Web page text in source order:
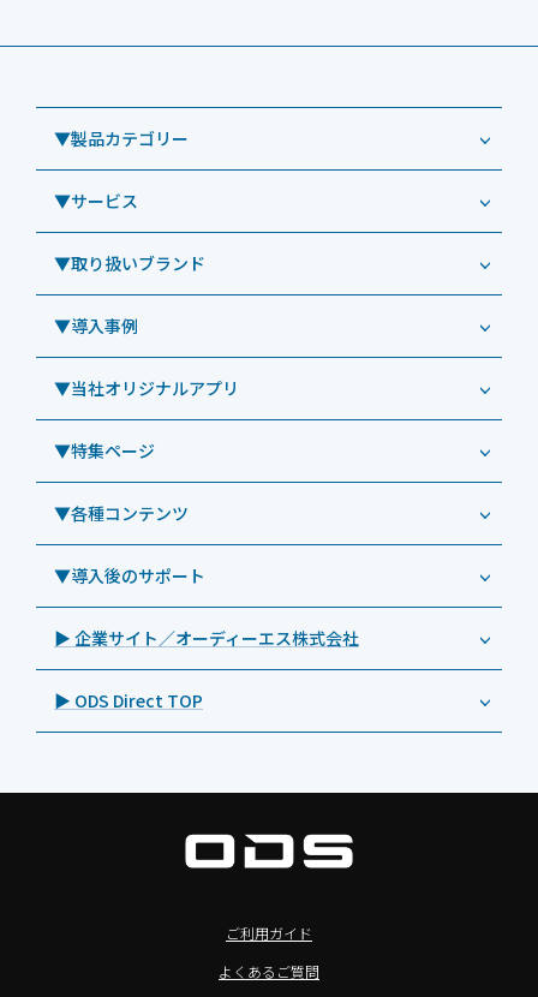
▼製品カテゴリー
業務用タブレット
Windowsタブレット TW2A-NF9LTA
Windowsタブレット TW2A-N9LTA
Windowsタブレット TW2A-N9LT
Windowsタブレット TW2A-E9LT
Androidタブレット TA2C-NF8
Androidタブレット TA2C-NF8BL
Androidタブレット TA2C-CS8
Androidタブレット TA2C-CS8BL
Androidタブレット TA2C-DR94G
Androidタブレット TA2C-M8AC
Androidタブレット TA2C-M8
デジタルホワイトボード／電子黒板
▼サービス
コールセンター
CRMシステム「カイゼンコール」
リペアサービス
教育機関向けiPad修理パック
社内ヘルプデスク代行サービス
教育機関向けiPad管理運用パック
教育機関向けICT支援ソリューション
教育機関向けネットワーク機器導入保守
キッティング
自治体向けDXソリューションサービス
法人向けiPad修理＆デバイス買取サービス
▼取り扱いブランド
ODS（オーディーエス）
LG（エルジー）
ViewSonic（ビューソニック）
PHILIPS（フィリップス）
DynaScan（ダイナスキャン）
SAMSUNG（サムスン）
Goodview（グッドビュー）
Cloudpoint（クラウドポイント）
BenQ（ベンキュー）
Magconn（マグコン）
BIAMP ／ Apart Audio（バイアンプ）
SpeakerCraft（スピーカークラフト）
▼導入事例
導入事例（業務用タブレット、デジタルサイネージほか）
事例：業務用タブレット端末
事例：業務用サイネージ・プロジェクター
事例：業務用オーディオ・その他AV機器
事例：サービス
▼当社オリジナルアプリ
業務効率化アプリ「NFCオプティマイザー」
サポート支援アプリ「ログ送信アプリ」
MDMアプリ「Tablet Control」
▼特集ページ
業務用タブレット
>特長1：USB Type-Aポート
>特長2：microHDMIポート
>特長3：AC常時給電タイプ
>飲食向けタブレット
>ホテル向けタブレット
>NFCタブレット
>Windowsタブレット
オーディーエスが選ばれる理由
▼各種コンテンツ
特集記事
製品カタログ
プレスリリース
製品写真
▼導入後のサポート
オーディーエスPCカスタマーセンター
▶ 企業サイト／オーディーエス株式会社
▶ ODS Direct TOP
ご利用ガイド
よくあるご質問